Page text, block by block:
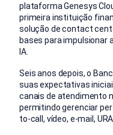
plataforma Genesys
primeira instituição
solução de contact
bases para impulsionar
IA.
Seis anos depois, o
suas expectativas
canais de atendimento
permitindo gerenciar
to-call, vídeo, e-mail,